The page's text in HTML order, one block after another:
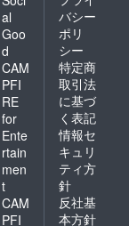
さい。
注意事
項：支
援時、
必ず備
考欄に
掲載を
希望さ
れるお
名前を
ご記入
くださ
い ：
ロゴや
バナー
などの
画像の
al
Goo
d
CAM
PFI
RE
for
Ente
rtain
men
t
CAM
PFI
バシー
ポリ
シー
特定商
取引法
に基づ
く表記
情報セ
キュリ
ティ方
針
反社基
本方針